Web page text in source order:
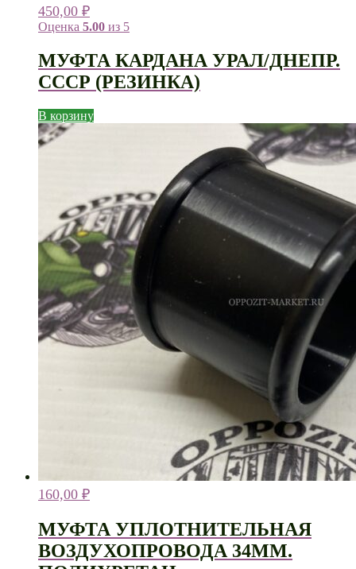
450,00 ₽
Оценка 5.00 из 5
МУФТА КАРДАНА УРАЛ/ДНЕПР.
СССР (РЕЗИНКА)
В корзину
160,00 ₽
МУФТА УПЛОТНИТЕЛЬНАЯ
ВОЗДУХОПРОВОДА 34ММ.